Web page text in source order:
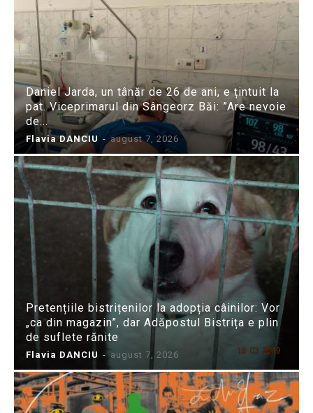
Daniel Jarda, un tânăr de 26 de ani, e țintuit la
pat. Viceprimarul din Sângeorz Băi: ”Are nevoie
de...
Flavia DANCIU - august 7, 2026
Pretențiile bistrițenilor la adopția câinilor: Vor
„ca din magazin”, dar Adăpostul Bistrița e plin
de suflete rănite
Flavia DANCIU - august 7, 2026